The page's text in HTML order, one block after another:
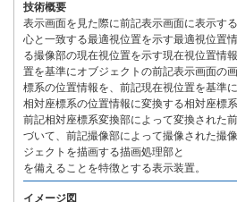
技術概要
表示画面を見た際に前記表示画面に表示す
心と一致する最適視位置を示す最適視位置
る撮像部の現在視位置を示す現在視位置情
置を基準にオブジェクトの前記表示画面の
標系の位置情報を、前記現在視位置を基準
相対座標系の位置情報に変換する相対座標系
前記相対座標系変換部によって変換された
づいて、前記撮像部によって撮像された撮
ジェクトを描画する描画処理部と
を備えることを特徴とする表示装置。
イメージ図